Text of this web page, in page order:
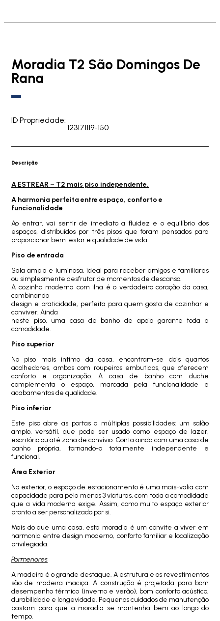
Moradia T2 São Domingos De
Rana
ID Propriedade:
123171119-150
Descrição
A ESTREAR – T2 mais piso independente.
A harmonia perfeita entre espaço, conforto e
funcionalidade
Ao entrar, vai sentir de imediato a fluidez e o equilíbrio dos
espaços, distribuídos por três pisos que foram pensados para
proporcionar bem-estar e qualidade de vida.
Piso de entrada
Sala ampla e luminosa, ideal para receber amigos e familiares
ou simplesmente desfrutar de momentos de descanso.
A cozinha moderna com ilha é o verdadeiro coração da casa,
combinando
design e praticidade, perfeita para quem gosta de cozinhar e
conviver. Ainda
neste piso, uma casa de banho de apoio garante toda a
comodidade.
Piso superior
No piso mais íntimo da casa, encontram-se dois quartos
acolhedores, ambos com roupeiros embutidos, que oferecem
conforto e organização. A casa de banho com duche
complementa o espaço, marcada pela funcionalidade e
acabamentos de qualidade.
Piso inferior
Este piso abre as portas a múltiplas possibilidades: um salão
amplo, versátil, que pode ser usado como espaço de lazer,
escritório ou até zona de convívio. Conta ainda com uma casa de
banho própria, tornando-o totalmente independente e
funcional.
Área Exterior
No exterior, o espaço de estacionamento é uma mais-valia com
capacidade para pelo menos 3 viaturas, com toda a comodidade
que a vida moderna exige. Assim, como muito espaço exterior
pronto a ser personalizado por si.
Mais do que uma casa, esta moradia é um convite a viver em
harmonia entre design moderno, conforto familiar e localização
privilegiada.
Pormenores
A madeira é o grande destaque. A estrutura e os revestimentos
são de madeira maciça. A construção é projetada para bom
desempenho térmico (inverno e verão), bom conforto acústico,
durabilidade e longevidade. Pequenos cuidados de manutenção
bastam para que a moradia se mantenha bem ao longo do
tempo.